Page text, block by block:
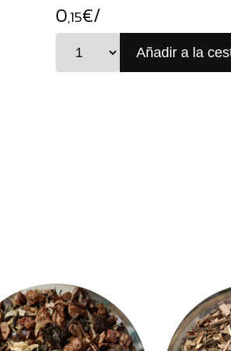
0,15€/